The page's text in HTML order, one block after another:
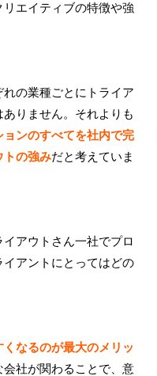
エイティブの特徴や強
の業種ごとにトライア
りません。それよりも
ンのすべてを社内で完
トの強みだと考えていま
アウトさん一社でプロ
アントにとってはどの
なるのが最大のメリッ
社が関わることで、意